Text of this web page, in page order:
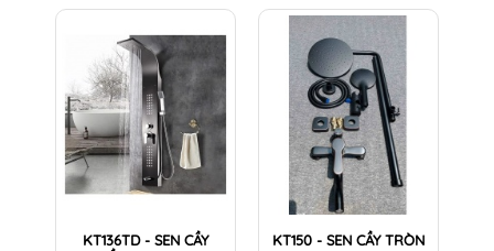
KT136TD - SEN CẦY
KT150 - SEN CẦY TRÒN